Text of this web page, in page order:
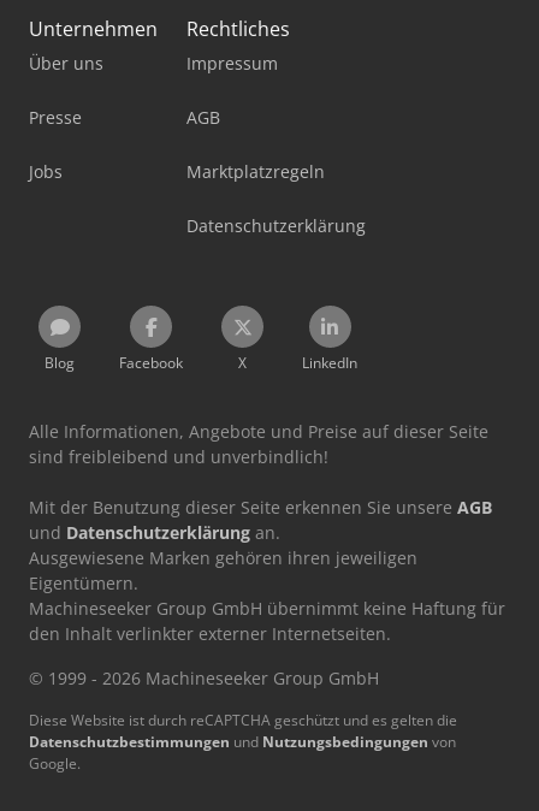
Unternehmen
Über uns
Presse
Jobs
Rechtliches
Impressum
AGB
Marktplatzregeln
Datenschutzerklärung
Blog Facebook X LinkedIn
Alle Informationen, Angebote und Preise auf dieser Seite
sind freibleibend und unverbindlich!
Mit der Benutzung dieser Seite erkennen Sie unsere AGB
und Datenschutzerklärung an.
Ausgewiesene Marken gehören ihren jeweiligen
Eigentümern.
Machineseeker Group GmbH übernimmt keine Haftung für
den Inhalt verlinkter externer Internetseiten.
© 1999 - 2026 Machineseeker Group GmbH
Diese Website ist durch reCAPTCHA geschützt und es gelten die
Datenschutzbestimmungen und Nutzungsbedingungen von
Google.